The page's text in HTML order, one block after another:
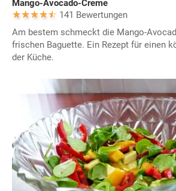
Mango-Avocado-Creme
141 Bewertungen
Am bestem schmeckt die Mango-
frischen Baguette. Ein Rezept für einen
der Küche.